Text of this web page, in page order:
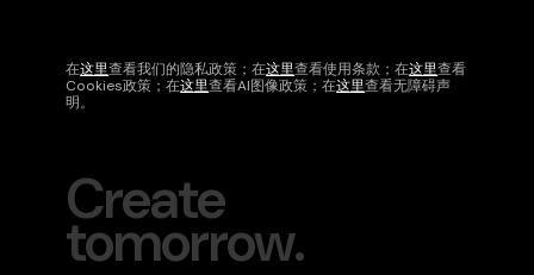
在这里查看我们的隐私政策；在这里查看使用条款；在这里查看
Cookies政策；在这里查看AI图像政策；在这里查看无障碍声
明。
Create
tomorrow.